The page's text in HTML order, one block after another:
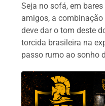
Seja no sofá, em
amigos, a
deve dar o tom deste
torcida brasileira na
passo rumo ao sonho